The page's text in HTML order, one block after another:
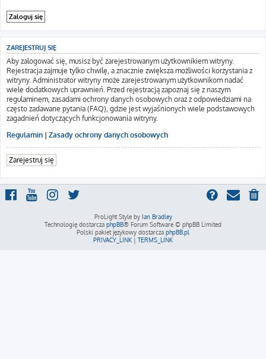
ZAREJESTRUJ SIĘ
Aby zalogować się, musisz być zarejestrowanym użytkownikiem witryny.
Rejestracja zajmuje tylko chwilę, a znacznie zwiększa możliwości korzystania z
witryny. Administrator witryny może zarejestrowanym użytkownikom nadać
wiele dodatkowych uprawnień. Przed rejestracją zapoznaj się z naszym
regulaminem, zasadami ochrony danych osobowych oraz z odpowiedziami na
często zadawane pytania (FAQ), gdzie jest wyjaśnionych wiele podstawowych
zagadnień dotyczących funkcjonowania witryny.
Regulamin | Zasady ochrony danych osobowych
Zarejestruj się
ProLight Style by Ian Bradley
Technologię dostarcza phpBB® Forum Software © phpBB Limited
Polski pakiet językowy dostarcza phpBB.pl
PRIVACY_LINK | TERMS_LINK